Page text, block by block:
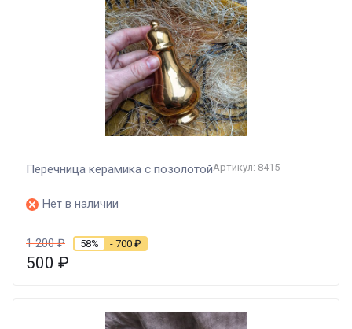
Перечница керамика с позолотойАртикул: 8415
Нет в наличии
1 200₽ 58% - 700 ₽
500 ₽